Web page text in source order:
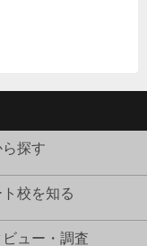
探す
校を知る
ュー・調査